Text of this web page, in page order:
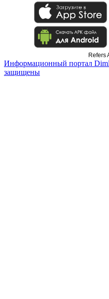
Refers
Информационный портал
защищены